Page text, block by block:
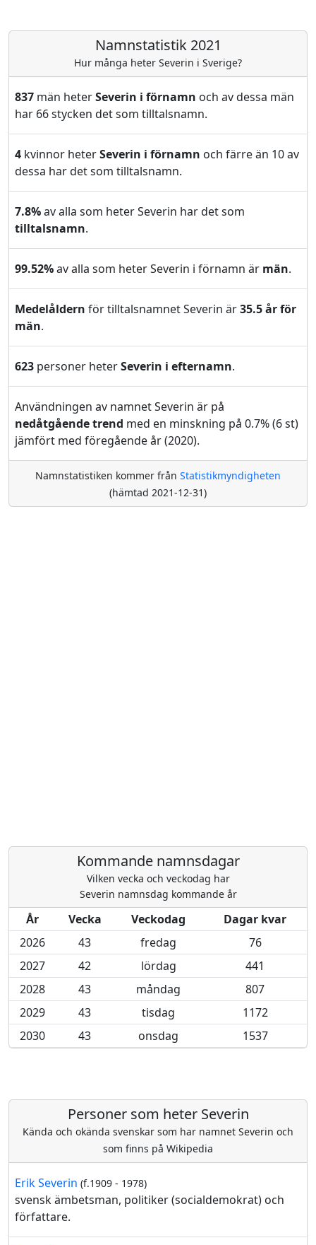
Namnstatistik 2021
Hur många heter Severin i Sverige?
837 män heterSeverin i förnamn och av dessa män
har 66 stycken det som tilltalsnamn.
4 kvinnor heterSeverin i förnamn och färre än 10 av
dessa har det som tilltalsnamn.
7.8%av alla som heter Severin har det som
tilltalsnamn.
99.52%av alla som heter Severin i förnamn är män.
Medelåldern för tilltalsnamnet Severin är35.5 år för
män.
623 personer heterSeverin i efternamn.
Användningen av namnet Severin är på
nedåtgående trend med en minskning på 0.7% (6 st)
jämfört med föregående år (2020).
Namnstatistiken kommer från Statistikmyndigheten
(hämtad 2021-12-31)
Kommande namnsdagar
Vilken vecka och veckodag har
Severin namnsdag kommande år
År Vecka Veckodag
Dagar kvar
2026
43 fredag
76
2027
42 lördag
441
2028
43 måndag
807
2029
43 tisdag
1172
2030
43 onsdag 1537
Personer som heter Severin
Kända och okända svenskar som har namnet Severin och
som finns på Wikipedia
Erik Severin (f.1909 - 1978)
svensk ämbetsman, politiker (socialdemokrat) och
författare.